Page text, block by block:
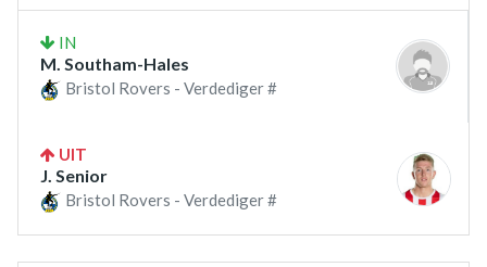
IN
M. Southam-Hales
Bristol Rovers - Verdediger #
UIT
J. Senior
Bristol Rovers - Verdediger #